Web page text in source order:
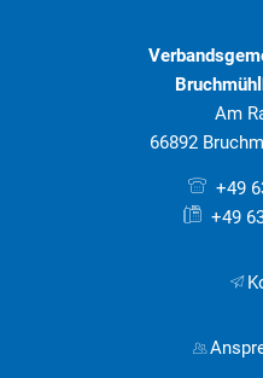
Am
66892
+49
+49